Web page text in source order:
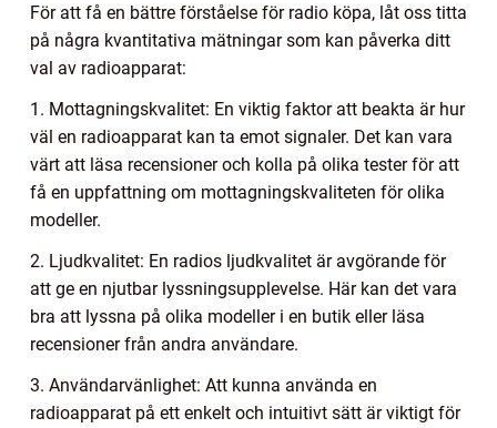
För att få en bättre förståelse för radio köpa, låt oss titta
på några kvantitativa mätningar som kan påverka ditt
val av radioapparat:
1. Mottagningskvalitet: En viktig faktor att beakta är hur
väl en radioapparat kan ta emot signaler. Det kan vara
värt att läsa recensioner och kolla på olika tester för att
få en uppfattning om mottagningskvaliteten för olika
modeller.
2. Ljudkvalitet: En radios ljudkvalitet är avgörande för
att ge en njutbar lyssningsupplevelse. Här kan det vara
bra att lyssna på olika modeller i en butik eller läsa
recensioner från andra användare.
3. Användarvänlighet: Att kunna använda en
radioapparat på ett enkelt och intuitivt sätt är viktigt för